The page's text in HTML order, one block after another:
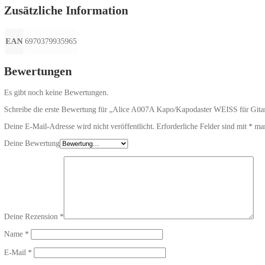
Zusätzliche Information
EAN 6970379935965
Bewertungen
Es gibt noch keine Bewertungen.
Schreibe die erste Bewertung für „Alice A007A Kapo/Kapodaster WEISS für
Deine E-Mail-Adresse wird nicht veröffentlicht. Erforderliche Felder sind mit *
Deine Bewertung
Deine Rezension *
Name *
E-Mail *